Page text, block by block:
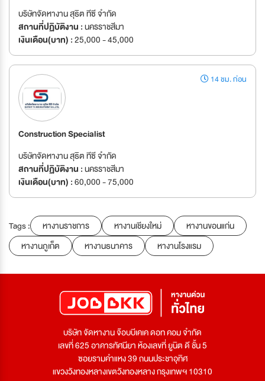
บริษัทจัดหางาน สุธิต ทีซี จำกัด
สถานที่ปฏิบัติงาน :นครราชสีมา
เงินเดือน(บาท) :25,000 - 45,000
14 ชม. ก่อน
Construction Specialist
บริษัทจัดหางาน สุธิต ทีซี จำกัด
สถานที่ปฏิบัติงาน :นครราชสีมา
เงินเดือน(บาท) :60,000 - 75,000
Tags : หางานราชการ หางานเชียงใหม่
หางานขอนแก่น
หางานภูเก็ต
หางานธนาคาร หางานโรงแรม
บริษัท จัดหางาน จ๊อบบีเคเค ดอท คอม จำกัด
เลขที่ 625 อาคารทัศนียา ห้องเลขที่ ยูนิต ดี ชั้น 5
ซอยรามคำแหง 39 ถนนประชาอุทิศ
แขวงวังทองหลางเขตวังทองหลาง กรุงเทพฯ 10310